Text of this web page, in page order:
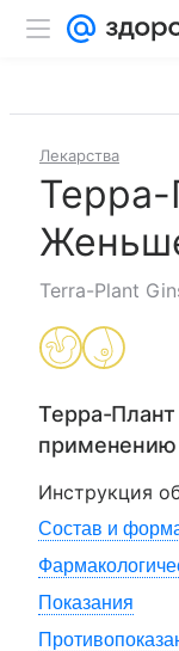
Лекарства
Terra-Plant
Терра-
Инструкция
Состав и
Показания